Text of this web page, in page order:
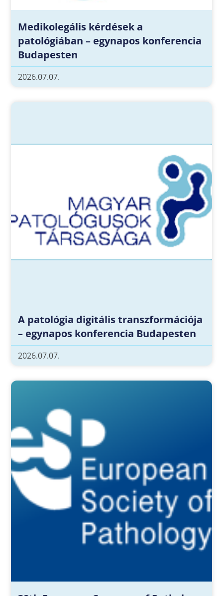
Medikolegális kérdések a
patológiában – egynapos konferencia
Budapesten
2026.07.07.
A patológia digitális transzformációja
– egynapos konferencia Budapesten
2026.07.07.